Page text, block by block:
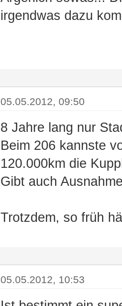
irgendwas dazu
05.05.2012, 09:50
8 Jahre lang nur
Beim 206 kannste
120.000km die
Gibt auch
Trotzdem, so früh
05.05.2012, 10:53